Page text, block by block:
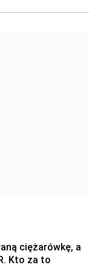
ciężarówkę, a
Kto za to